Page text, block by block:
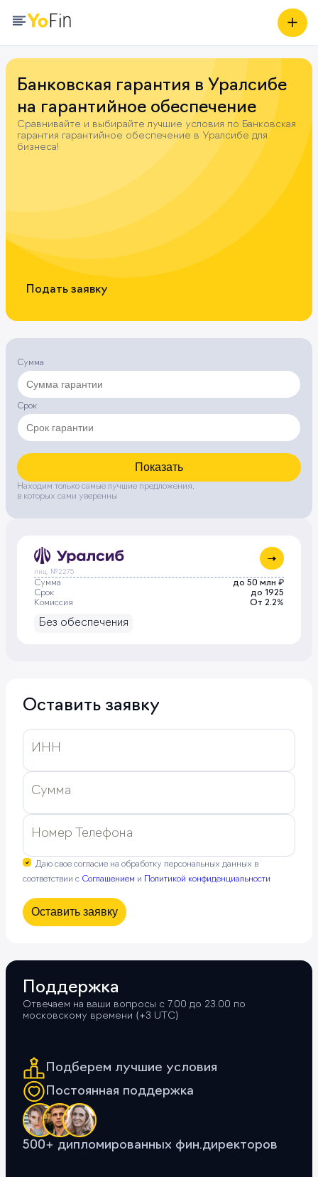
Банковская гарантия в Уралсибе
на гарантийное обеспечение
Сравнивайте и выбирайте лучшие условия по Банковская
гарантия гарантийное обеспечение в Уралсибе для
бизнеса!
Подать заявку
Сумма
Срок
Показать
Находим только самые лучшие предложения,
в которых сами уверенны
лиц. №2275
Сумма
до 50 млн ₽
Срок
до 1925
Комиссия
От 2.2%
Без обеспечения
Оставить заявку
ИНН
Сумма
Номер Телефона
Даю свое согласие на обработку персональных данных в
соответствии с Соглашением и Политикой конфиденциальности
Оставить заявку
Поддержка
Отвечаем на ваши вопросы с 7.00 до 23.00 по
московскому времени (+3 UTС)
Подберем лучшие условия
Постоянная поддержка
500+ дипломированных фин.директоров